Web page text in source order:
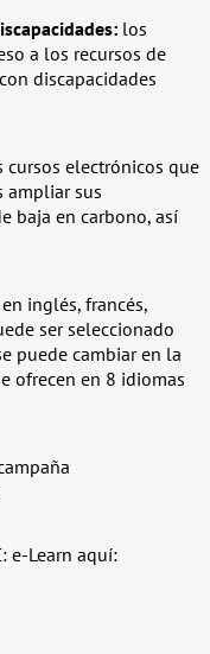
los
a los recursos de
discapacidades
electrónicos que
ampliar sus
baja en carbono, así
inglés, francés,
ser seleccionado
puede cambiar en la
ofrecen en 8 idiomas
e-Learn aquí: